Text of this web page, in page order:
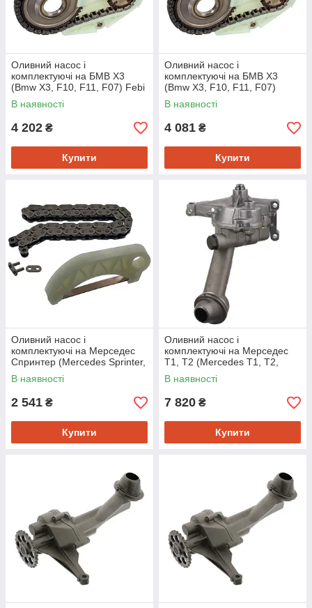
Оливний насос і
комплектуючі на БМВ Х3
(Bmw X3, F10, F11, F07) Febi
46140
В наявності
4 202 ₴
Купити
Оливний насос і
комплектуючі на БМВ Х3
(Bmw X3, F10, F11, F07)
Swag 20946140
В наявності
4 081 ₴
Купити
Оливний насос і
комплектуючі на Мерседес
Спринтер (Mercedes Sprinter,
C-Class W202, W203, W204,
E-Class W124, W210, W211,
В наявності
2 541 ₴
Купити
Оливний насос і
комплектуючі на Мерседес
Т1, Т2 (Mercedes T1, T2,
Sprinter) Febi 01981
В наявності
7 820 ₴
Купити